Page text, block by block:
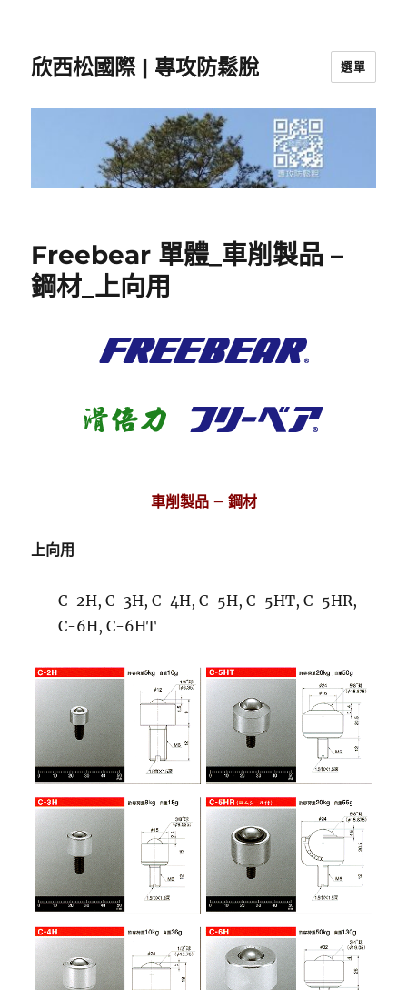
欣西松國際 | 專攻防鬆脫 選單
Freebear 單體_車削製品 –
鋼材_上向用
車削製品 – 鋼材
上向用
C-2H, C-3H, C-4H, C-5H, C-5HT, C-5HR,
C-6H, C-6HT